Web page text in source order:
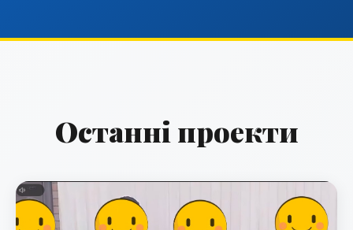
Останні проекти